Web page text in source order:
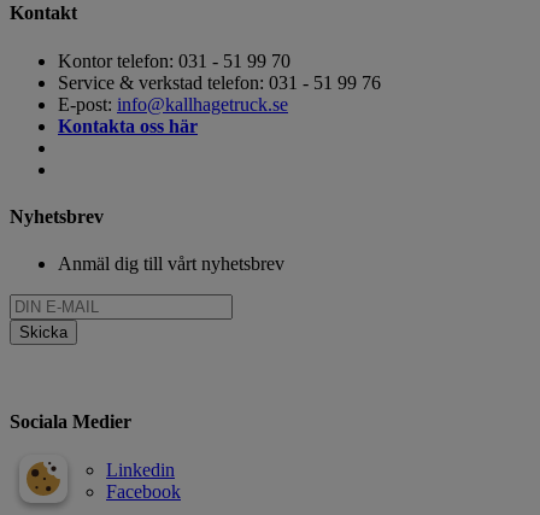
Kontakt
Kontor telefon: 031 - 51 99 70
Service & verkstad telefon: 031 - 51 99 76
E-post: info@kallhagetruck.se
Kontakta oss här
Nyhetsbrev
Anmäl dig till vårt nyhetsbrev
Sociala Medier
Linkedin
Facebook